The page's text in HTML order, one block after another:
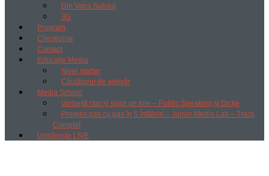
Din Vatra Satului
3G
Program
Chestionar
Contact
Educație Media
Nivel starter
Căutătorul de adevăr
Media School
Vorbești clar și sigur pe tine – Public Speaking și Dicție
Progres pas cu pas în 5 întâlniri – Junior Media Lab – Track
Complet
Urmărește LIVE